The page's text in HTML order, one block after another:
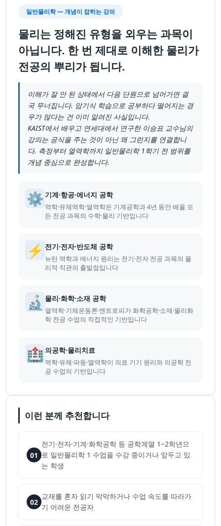
일반물리학 — 개념이 잡히는 강의
물리는 정해진 유형을 외우는 과목이
아닙니다. 한 번 제대로 이해한 물리가
전공의 뿌리가 됩니다.
이해가 잘 안 된 상태에서 다음 단원으로 넘어가면 결
국 무너집니다. 암기식 학습으로 공부하다 떨어지는 경
우가 많다는 건 이미 알려진 사실입니다.
KAIST에서 배우고 연세대에서 연구한 이승표 교수님의
강의는 공식을 주는 것이 아닌 왜 그런지를 연결합니
다. 측정부터 열역학까지 일반물리학 1학기 전 범위를
개념 중심으로 완성합니다.
⚙️ 기계·항공·에너지 공학
역학·유체역학·열역학은 기계공학과 4년 동안 배울 모
든 전공 과목의 수학·물리 기반입니다
⚡ 전기·전자·반도체 공학
뉴턴 역학과 에너지 원리는 전기·전자 전공 과목의 물
리적 직관의 출발점입니다
🔬 물리·화학·소재 공학
열역학·기체운동론·엔트로피가 화학공학·소재·물리화
학 전공 수업의 직접적인 기반입니다
🏥 의공학·물리치료
역학·유체·파동·열역학이 의료 기기 원리와 의공학 전
공 수업의 기반입니다
이런 분께 추천합니다
01
전기·전자·기계·화학공학 등 공학계열 1~2학년으
로 일반물리학 1 수업을 수강 중이거나 앞두고 있
는 학생
02
교재를 혼자 읽기 막막하거나 수업 속도를 따라가
기 어려운 전공자